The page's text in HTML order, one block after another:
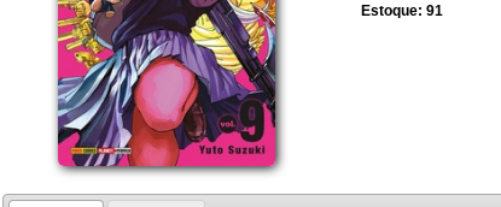
Estoque: 91